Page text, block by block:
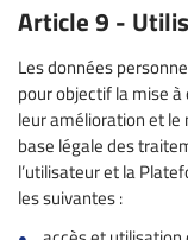
Article 9 -
Les données
pour objectif la mise
leur amélioration et
base légale des
l’utilisateur et la
les suivantes :